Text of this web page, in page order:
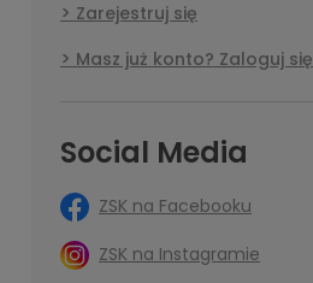
Zarejestruj się
Masz już konto? Zaloguj się
Social Media
ZSK na Facebooku
ZSK na Instagramie